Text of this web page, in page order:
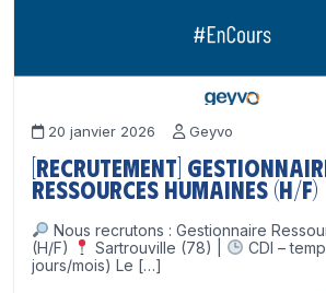
20 janvier 2026 Geyvo
[Recrutement]
Ressources Humaines (H/F)
Nous recrutons : Gestionnaire
(H/F)
Sartrouville (78) |
CDI –
jours/mois) Le […]